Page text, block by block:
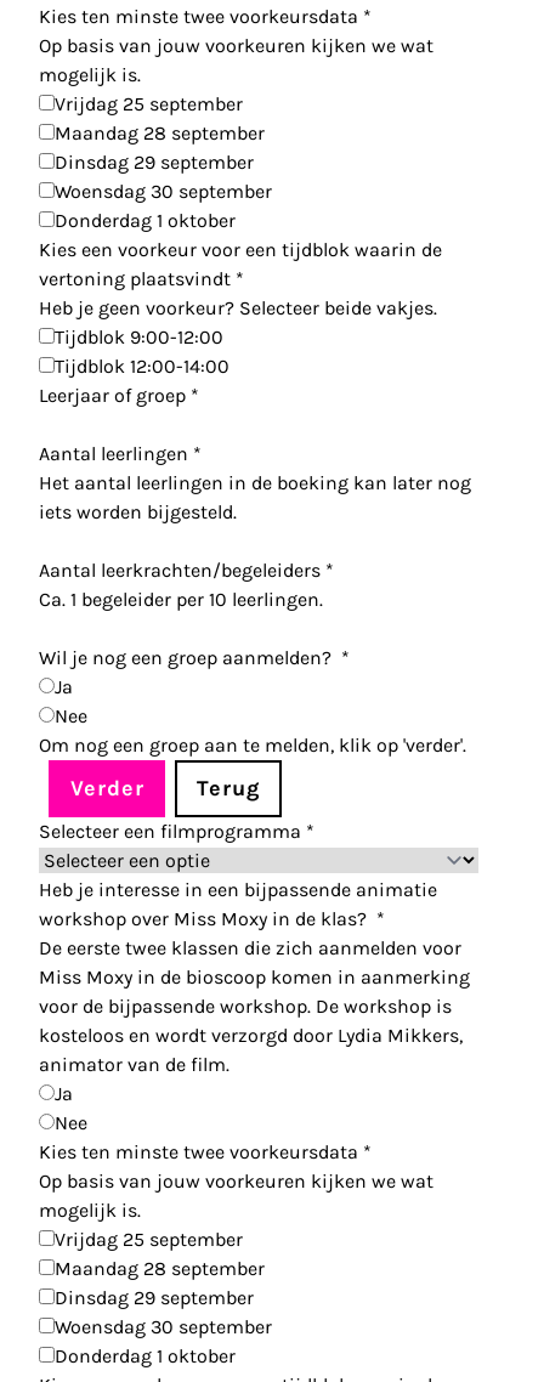
Kies ten minste twee voorkeursdata *
Op basis van jouw voorkeuren kijken we wat
mogelijk is.
Vrijdag 25 september
Maandag 28 september
Dinsdag 29 september
Woensdag 30 september
Donderdag 1 oktober
Kies een voorkeur voor een tijdblok waarin de
vertoning plaatsvindt *
Heb je geen voorkeur? Selecteer beide vakjes.
Tijdblok 9:00-12:00
Tijdblok 12:00-14:00
Leerjaar of groep *
Aantal leerlingen *
Het aantal leerlingen in de boeking kan later nog
iets worden bijgesteld.
Aantal leerkrachten/begeleiders *
Ca. 1 begeleider per 10 leerlingen.
Wil je nog een groep aanmelden? *
Ja
Nee
Om nog een groep aan te melden, klik op 'verder'.
Verder Terug
Selecteer een filmprogramma *
Heb je interesse in een bijpassende animatie
workshop over Miss Moxy in de klas? *
De eerste twee klassen die zich aanmelden voor
Miss Moxy in de bioscoop komen in aanmerking
voor de bijpassende workshop. De workshop is
kosteloos en wordt verzorgd door Lydia Mikkers,
animator van de film.
Ja
Nee
Kies ten minste twee voorkeursdata *
Op basis van jouw voorkeuren kijken we wat
mogelijk is.
Vrijdag 25 september
Maandag 28 september
Dinsdag 29 september
Woensdag 30 september
Donderdag 1 oktober